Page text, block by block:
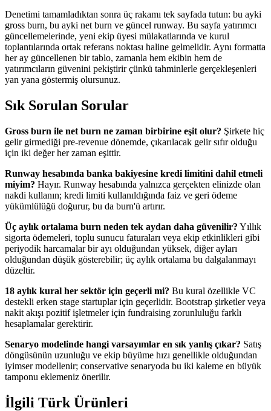
Denetimi tamamladıktan sonra üç rakamı tek sayfada tutun: bu ayki
gross burn, bu ayki net burn ve güncel runway. Bu sayfa yatırımcı
güncellemelerinde, yeni ekip üyesi mülakatlarında ve kurul
toplantılarında ortak referans noktası haline gelmelidir. Aynı formatta
her ay güncellenen bir tablo, zamanla hem ekibin hem de
yatırımcıların güvenini pekiştirir çünkü tahminlerle gerçekleşenleri
yan yana göstermiş olursunuz.
Sık Sorulan Sorular
Gross burn ile net burn ne zaman birbirine eşit olur? Şirkete hiç
gelir girmediği pre-revenue dönemde, çıkarılacak gelir sıfır olduğu
için iki değer her zaman eşittir.
Runway hesabında banka bakiyesine kredi limitini dahil etmeli
miyim? Hayır. Runway hesabında yalnızca gerçekten elinizde olan
nakdi kullanın; kredi limiti kullanıldığında faiz ve geri ödeme
yükümlülüğü doğurur, bu da burn'ü artırır.
Üç aylık ortalama burn neden tek aydan daha güvenilir? Yıllık
sigorta ödemeleri, toplu sunucu faturaları veya ekip etkinlikleri gibi
periyodik harcamalar bir ayı olduğundan yüksek, diğer ayları
olduğundan düşük gösterebilir; üç aylık ortalama bu dalgalanmayı
düzeltir.
18 aylık kural her sektör için geçerli mi? Bu kural özellikle VC
destekli erken stage startuplar için geçerlidir. Bootstrap şirketler veya
nakit akışı pozitif işletmeler için fundraising zorunluluğu farklı
hesaplamalar gerektirir.
Senaryo modelinde hangi varsayımlar en sık yanlış çıkar? Satış
döngüsünün uzunluğu ve ekip büyüme hızı genellikle olduğundan
iyimser modellenir; conservative senaryoda bu iki kaleme en büyük
tamponu eklemeniz önerilir.
İlgili Türk Ürünleri